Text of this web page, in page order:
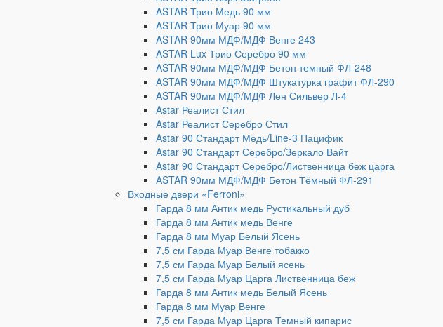
ASTAR Трио Медь 90 мм
ASTAR Трио Муар 90 мм
ASTAR 90мм МДФ/МДФ Венге 243
ASTAR Lux Трио Серебро 90 мм
ASTAR 90мм МДФ/МДФ Бетон темный ФЛ-248
ASTAR 90мм МДФ/МДФ Штукатурка графит ФЛ-290
ASTAR 90мм МДФ/МДФ Лен Сильвер Л-4
Astar Реалист Стил
Astar Реалист Серебро Стил
Astar 90 Стандарт Медь/Line-3 Пацифик
Astar 90 Стандарт Серебро/Зеркало Вайт
Astar 90 Стандарт Серебро/Лиственница беж царга
ASTAR 90мм МДФ/МДФ Бетон Тёмный ФЛ-291
Входные двери «Ferroni»
Гарда 8 мм Антик медь Рустикальный дуб
Гарда 8 мм Антик медь Венге
Гарда 8 мм Муар Белый Ясень
7,5 см Гарда Муар Венге тобакко
7,5 см Гарда Муар Белый ясень
7,5 см Гарда Муар Царга Лиственница беж
Гарда 8 мм Антик медь Белый Ясень
Гарда 8 мм Муар Венге
7,5 см Гарда Муар Царга Темный кипарис